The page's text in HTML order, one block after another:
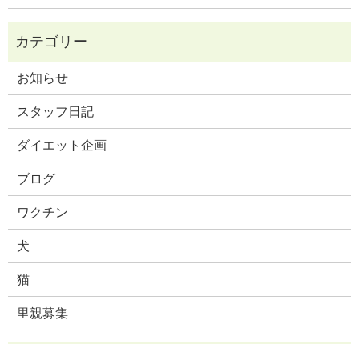
お知らせ
スタッフ日記
ダイエット企画
ブログ
ワクチン
犬
猫
里親募集